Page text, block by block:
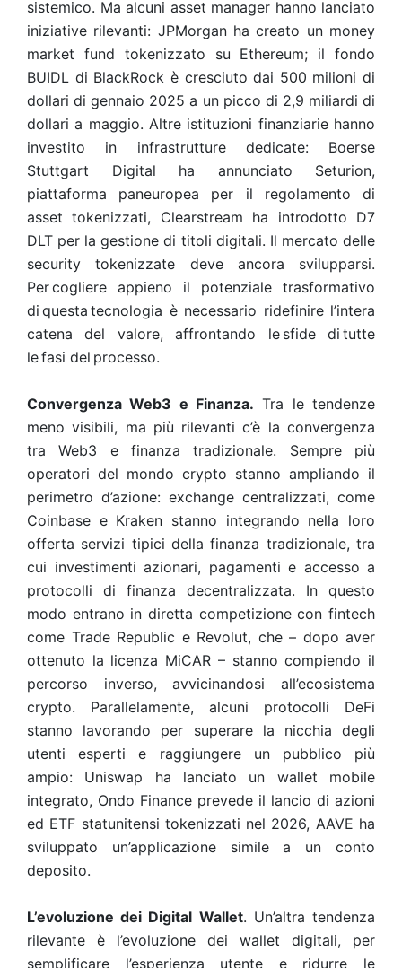
sistemico. Ma alcuni asset manager hanno lanciato
iniziative rilevanti: JPMorgan ha creato un money
market fund tokenizzato su Ethereum; il fondo
BUIDL di BlackRock è cresciuto dai 500 milioni di
dollari di gennaio 2025 a un picco di 2,9 miliardi di
dollari a maggio. Altre istituzioni finanziarie hanno
investito in infrastrutture dedicate: Boerse
Stuttgart Digital ha annunciato Seturion,
piattaforma paneuropea per il regolamento di
asset tokenizzati, Clearstream ha introdotto D7
DLT per la gestione di titoli digitali. Il mercato delle
security tokenizzate deve ancora svilupparsi.
Per cogliere appieno il potenziale trasformativo
di questa tecnologia è necessario ridefinire l’intera
catena del valore, affrontando le sfide di tutte
le fasi del processo.
Convergenza Web3 e Finanza. Tra le tendenze
meno visibili, ma più rilevanti c’è la convergenza
tra Web3 e finanza tradizionale. Sempre più
operatori del mondo crypto stanno ampliando il
perimetro d’azione: exchange centralizzati, come
Coinbase e Kraken stanno integrando nella loro
offerta servizi tipici della finanza tradizionale, tra
cui investimenti azionari, pagamenti e accesso a
protocolli di finanza decentralizzata. In questo
modo entrano in diretta competizione con fintech
come Trade Republic e Revolut, che – dopo aver
ottenuto la licenza MiCAR – stanno compiendo il
percorso inverso, avvicinandosi all’ecosistema
crypto. Parallelamente, alcuni protocolli DeFi
stanno lavorando per superare la nicchia degli
utenti esperti e raggiungere un pubblico più
ampio: Uniswap ha lanciato un wallet mobile
integrato, Ondo Finance prevede il lancio di azioni
ed ETF statunitensi tokenizzati nel 2026, AAVE ha
sviluppato un’applicazione simile a un conto
deposito.
L’evoluzione dei Digital Wallet. Un’altra tendenza
rilevante è l’evoluzione dei wallet digitali, per
semplificare l’esperienza utente e ridurre le